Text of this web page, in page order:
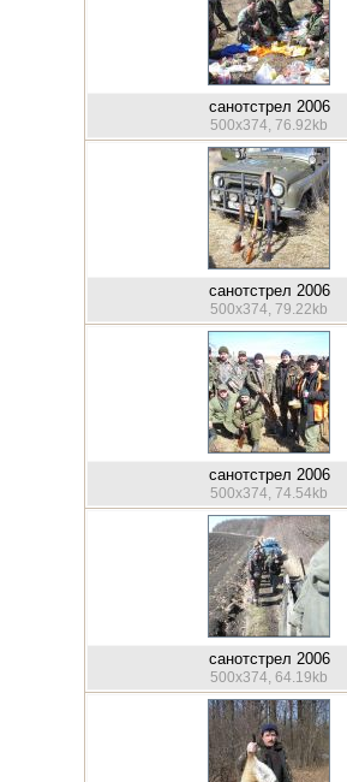
санотстрел 2006
500x374, 76.92kb
санотстрел 2006
500x374, 79.22kb
санотстрел 2006
500x374, 74.54kb
санотстрел 2006
500x374, 64.19kb